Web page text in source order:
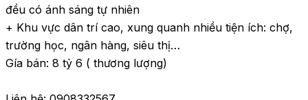
đều có ánh sáng tự nhiên
+ Khu vực dân trí cao, xung quanh nhiều tiện ích: chợ,
trường học, ngân hàng, siêu thị…
Gía bán: 8 tỷ 6 ( thương lượng)